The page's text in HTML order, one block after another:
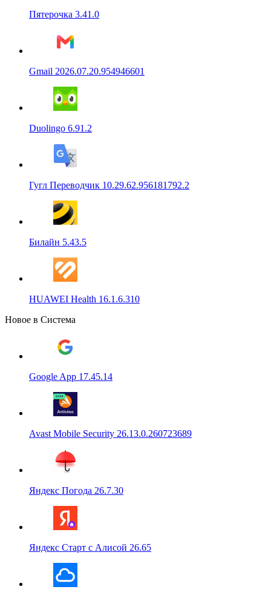
Пятерочка 3.41.0
Gmail 2026.07.20.954946601
Duolingo 6.91.2
Гугл Переводчик 10.29.62.956181792.2
Билайн 5.43.5
HUAWEI Health 16.1.6.310
Новое в Система
Google App 17.45.14
Avast Mobile Security 26.13.0.260723689
Яндекс Погода 26.7.30
Яндекс Старт с Алисой 26.65